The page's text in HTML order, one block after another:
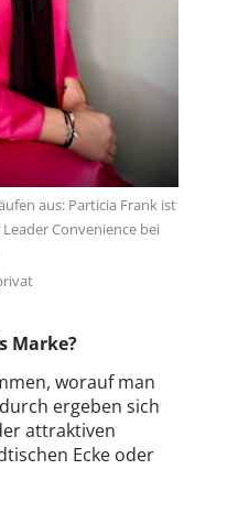
aus: Particia Frank ist
Convenience bei
Marke?
worauf man
ergeben sich
attraktiven
Ecke oder